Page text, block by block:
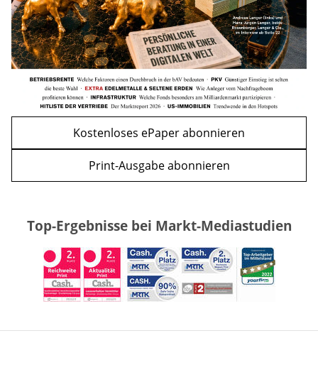
WEITERE ARTIKEL
zurückweiter
Kostenloses ePaper abonnieren
Print-Ausgabe abonnieren
Top-Ergebnisse bei Markt-Mediastudien